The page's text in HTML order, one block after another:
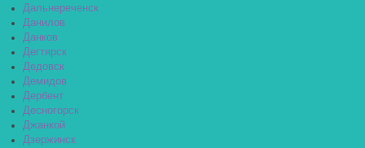
Дальнереченск
Данилов
Данков
Дегтярск
Дедовск
Демидов
Дербент
Десногорск
Джанкой
Дзержинск